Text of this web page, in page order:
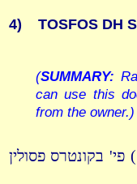
4) TOSFOS DH
(SUMMARY:
can use this
from the owner.)
בקונטרס פסולין